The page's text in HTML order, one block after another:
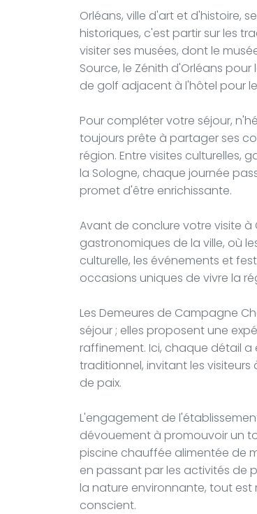
Orléans, ville d'art et d'histoire,
historiques, c'est partir sur les
visiter ses musées, dont le
Source, le Zénith d'Orléans
de golf adjacent à l'hôtel pour
Pour compléter votre séjour,
toujours prête à partager ses
région. Entre visites
la Sologne, chaque journée
promet d'être enrichissante.
Avant de conclure votre visite à
gastronomiques de la ville, où
culturelle, les événements et
occasions uniques de vivre la
Les Demeures de Campagne
séjour ; elles proposent une
raffinement. Ici, chaque détail
traditionnel, invitant les
de paix.
L'engagement de
dévouement à promouvoir un
piscine chauffée alimentée de
en passant par les activités de
la nature environnante, tout
conscient.